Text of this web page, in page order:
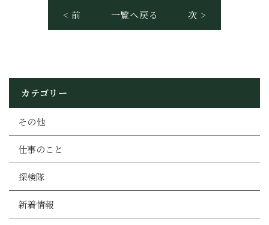
< 前 一覧へ戻る 次 >
カテゴリー
その他
仕事のこと
探検隊
新着情報